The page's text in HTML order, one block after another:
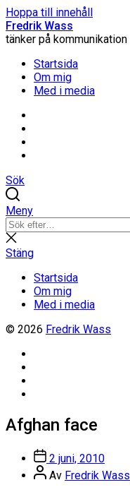
Hoppa till innehåll
Fredrik Wass
tänker på kommunikation
Startsida
Om mig
Med i media
Sök
Meny
Sök
efter:
Stäng
sökning
Stäng
Startsida
Om mig
Med i media
© 2026 Fredrik Wass
Afghan face
Inläggsdatum
2 juni, 2010
Inläggsförfattare
Av Fredrik Wass